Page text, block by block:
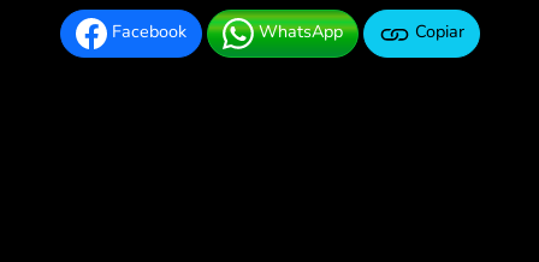
Facebook WhatsApp Copiar